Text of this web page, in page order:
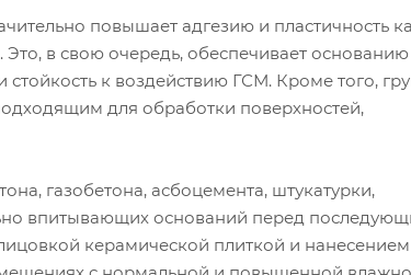
повышает адгезию и пластичность
Это, в свою очередь, обеспечивает основанию
к воздействию ГСМ. Кроме того,
для обработки поверхностей,
газобетона, асбоцемента, штукатурки,
впитывающих оснований перед
керамической плиткой и нанесением